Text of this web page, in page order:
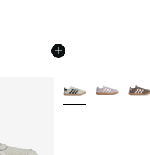
Plus de couleurs